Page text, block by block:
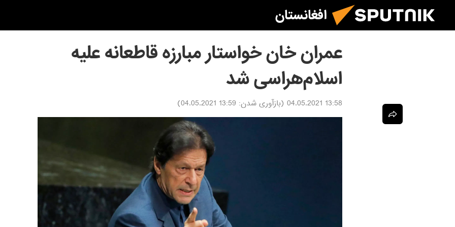
افغانستان
عمران خان خواستار مبارزه قاطعانه علیه
اسلام‌هراسی شد
13:58 04.05.2021 (بازآوری شدن: 13:59 04.05.2021
)